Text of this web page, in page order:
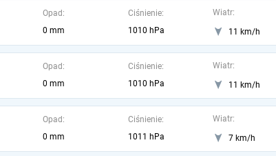
Opad:
0 mm
Ciśnienie:
1010 hPa
Wiatr:
11 km/h
Opad:
0 mm
Ciśnienie:
1010 hPa
Wiatr:
11 km/h
Opad:
0 mm
Ciśnienie:
1011 hPa
Wiatr:
7 km/h